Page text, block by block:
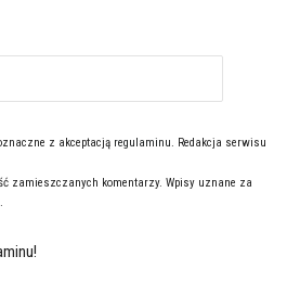
z akceptacją regulaminu. Redakcja serwisu
zamieszczanych komentarzy. Wpisy uznane za